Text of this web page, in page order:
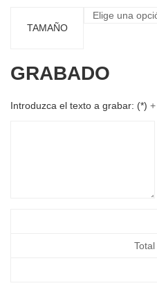
TAMAÑO
GRABADO
Introduzca el texto a grabar: (*) +